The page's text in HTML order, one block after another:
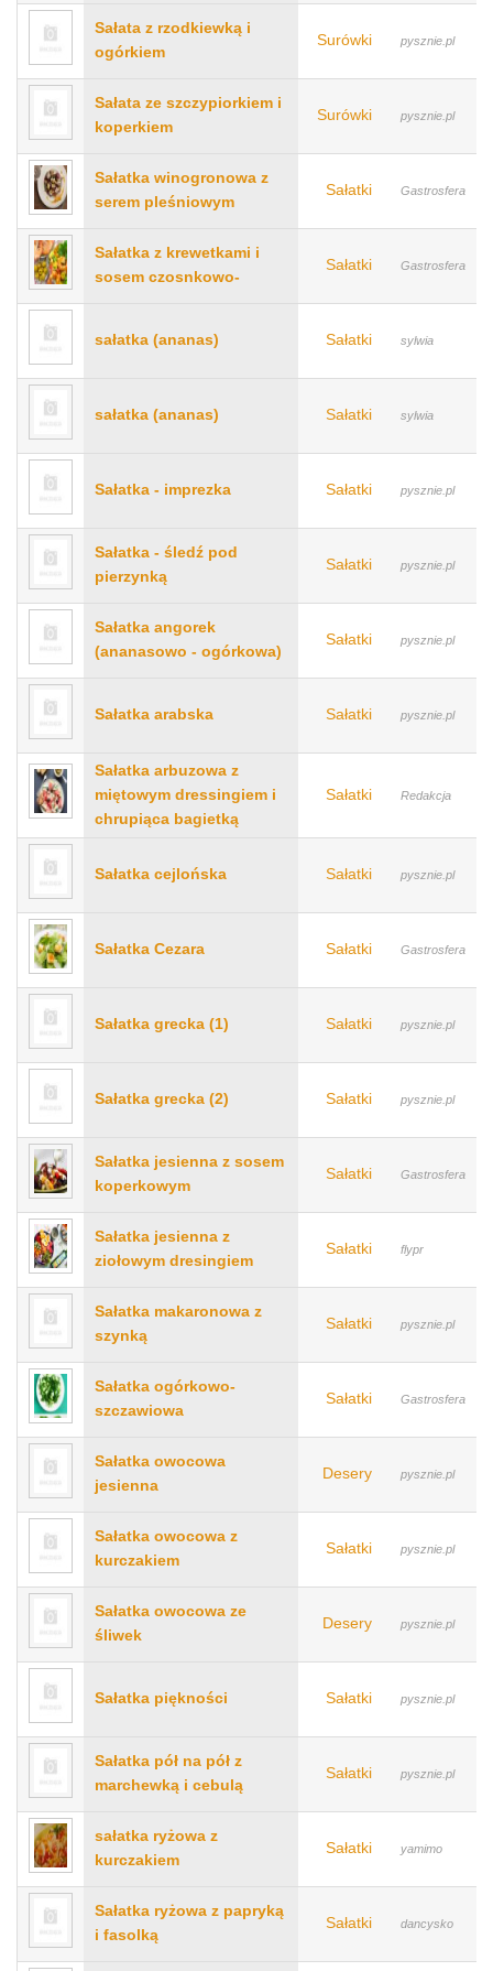
Sałata z rzodkiewką i
ogórkiem
Surówki pysznie.pl
Sałata ze szczypiorkiem i
koperkiem
Surówki pysznie.pl
Sałatka winogronowa z
serem pleśniowym
Sałatki Gastrosfera
Sałatka z krewetkami i
sosem czosnkowo-
Sałatki Gastrosfera
sałatka (ananas) Sałatki sylwia
sałatka (ananas) Sałatki sylwia
Sałatka - imprezka Sałatki pysznie.pl
Sałatka - śledź pod
pierzynką
Sałatki pysznie.pl
Sałatka angorek
(ananasowo - ogórkowa)
Sałatki pysznie.pl
Sałatka arabska Sałatki pysznie.pl
Sałatka arbuzowa z
miętowym dressingiem i
chrupiąca bagietką
Sałatki Redakcja
Sałatka cejlońska Sałatki pysznie.pl
Sałatka Cezara Sałatki Gastrosfera
Sałatka grecka (1) Sałatki pysznie.pl
Sałatka grecka (2) Sałatki pysznie.pl
Sałatka jesienna z sosem
koperkowym
Sałatki Gastrosfera
Sałatka jesienna z
ziołowym dresingiem
Sałatki flypr
Sałatka makaronowa z
szynką
Sałatki pysznie.pl
Sałatka ogórkowo-
szczawiowa
Sałatki Gastrosfera
Sałatka owocowa
jesienna
Desery pysznie.pl
Sałatka owocowa z
kurczakiem
Sałatki pysznie.pl
Sałatka owocowa ze
śliwek
Desery pysznie.pl
Sałatka piękności Sałatki pysznie.pl
Sałatka pół na pół z
marchewką i cebulą
Sałatki pysznie.pl
sałatka ryżowa z
kurczakiem
Sałatki yamimo
Sałatka ryżowa z papryką
i fasolką
Sałatki dancysko